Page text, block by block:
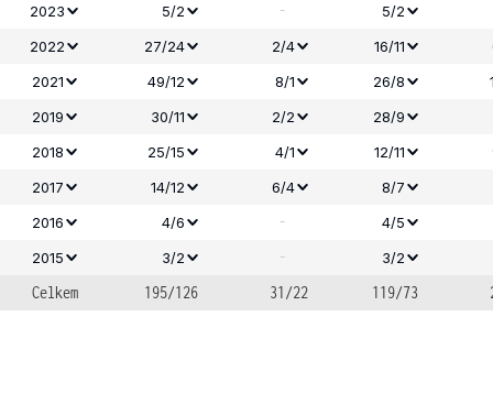
2023
5/2 -
5/2
2022
27/24 2/4 16/11
2021
49/12 8/1 26/8
2019
30/11 2/2
28/9
2018
25/15 4/1 12/11
2017
14/12 6/4
8/7
2016
4/6 -
4/5
2015
3/2 - 3/2
Celkem 195/126 31/22 119/73